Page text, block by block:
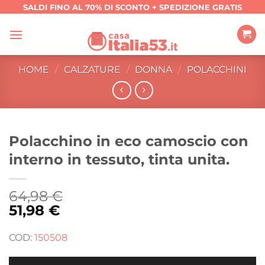
contenuti
SALDI FINO AL 70% DI SCONTO + SPEDIZIONE GRATIS
HOME / CALZATURE / DONNA / POLACCHINI
Polacchino in eco camoscio con
interno in tessuto, tinta unita.
64,98€
51,98 €
COD: 150508